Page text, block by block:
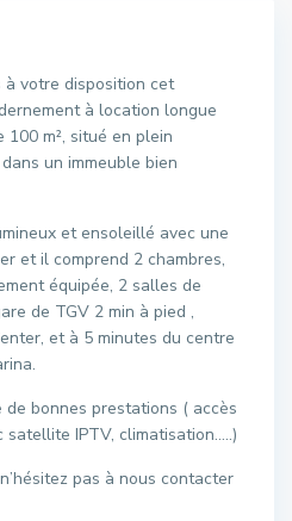
à votre disposition cet
à location longue
100 m², situé en plein
un immeuble bien
et ensoleillé avec une
et il comprend 2 chambres,
équipée, 2 salles de
de TGV 2 min à pied ,
et à 5 minutes du centre
de bonnes prestations ( accès
satellite IPTV, climatisation…..)
pas à nous contacter